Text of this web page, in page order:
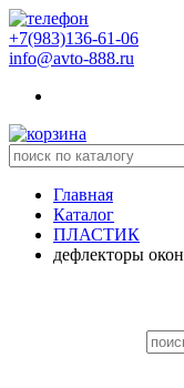
+7(983)136-61-06
info@avto-888.ru
Главная
Каталог
ПЛАСТИК
дефлекторы окон